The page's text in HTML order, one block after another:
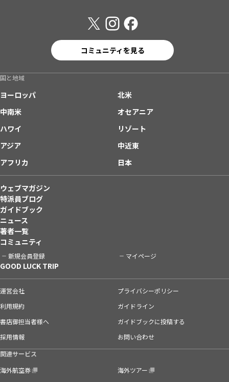
コミュニティを見る
国と地域
ヨーロッパ
北米
中南米
オセアニア
ハワイ
リゾート
アジア
中近東
アフリカ
日本
ウェブマガジン
特派員ブログ
ガイドブック
ニュース
著者一覧
コミュニティ
新規会員登録 マイページ
GOOD LUCK TRIP
運営会社
プライバシーポリシー
利用規約
ガイドライン
書店御担当者様へ
ガイドブックに投稿する
採用情報
お問い合わせ
関連サービス
海外航空券
海外ツアー